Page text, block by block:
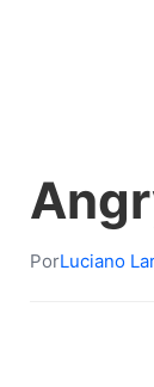
PorLuciano